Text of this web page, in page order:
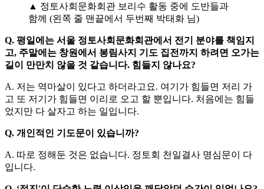
▲ 정토사회문화회관 보리수 활동 중에 도반들과
함께 (왼쪽 줄 맨끝에서 두번째 박태화 님)
Q. 평일에는 서울 정토사회문화회관에서 전기 분야를 책임지
고, 주말에는 창원에서 봉림사지 기도 집전까지 하려면 오가는
길이 만만치 않을 것 같습니다. 힘들지 않나요?
A. 저는 역마살이 있다고 하더라고요. 여기가 힘들면 저리 가
고 또 저기가 힘들면 이리로 오고 할 뿐입니다. 처음에는 힘들
었지만 다 살자고 하는 일입니다.
Q. 개인적인 기도문이 있습니까?
A. 따로 정해둔 것은 없습니다. 정토회 천일결사 명심문이 다
입니다.